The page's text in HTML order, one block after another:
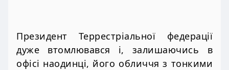
Президент Террестріальної федерації
дуже втомлювався і, залишаючись в
офісі наодинці, його обличчя з тонкими